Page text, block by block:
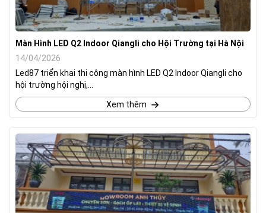
Màn Hình LED Q2 Indoor Qiangli cho Hội Trường tại Hà Nội
14/04/2026
Led87 triển khai thi công màn hình LED Q2 Indoor Qiangli cho
hội trường hội nghị,...
Xem thêm